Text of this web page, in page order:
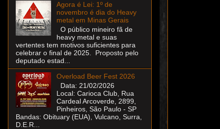
Agora é Lei: 1º de
novembro é dia do Heavy
metal em Minas Gerais
O público mineiro fã de
heavy metal e suas
vertentes tem motivos suficientes para
celebrar o final de 2025. Proposto pelo
deputado estad...
Overload Beer Fest 2026
Data: 21/02/2026
Local: Carioca Club, Rua
Cardeal Arcoverde, 2899,
Pinheiros, São Paulo - SP
Bandas: Obituary (EUA), Vulcano, Surra,
D.E.R...